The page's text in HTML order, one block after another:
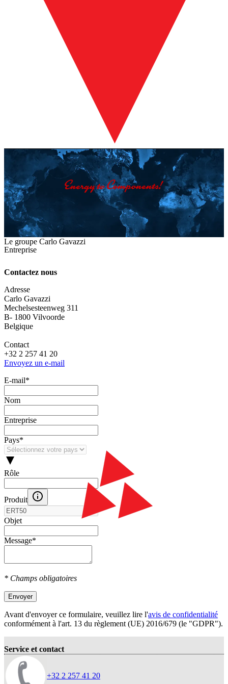
Le groupe Carlo Gavazzi
Entreprise
Contactez nous
Adresse
Carlo Gavazzi
Mechelsesteenweg 311
B- 1800 Vilvoorde
Belgique
Contact
+32 2 257 41 20
Envoyez un e-mail
E‑mail*
Nom
Entreprise
Pays*
Rôle
Produit
Objet
Message*
* Champs obligatoires
Envoyer
Avant d'envoyer ce formulaire, veuillez lire l'avis de confidentialité
conformément à l'art. 13 du règlement (UE) 2016/679 (le "GDPR").
Service et contact
+32 2 257 41 20